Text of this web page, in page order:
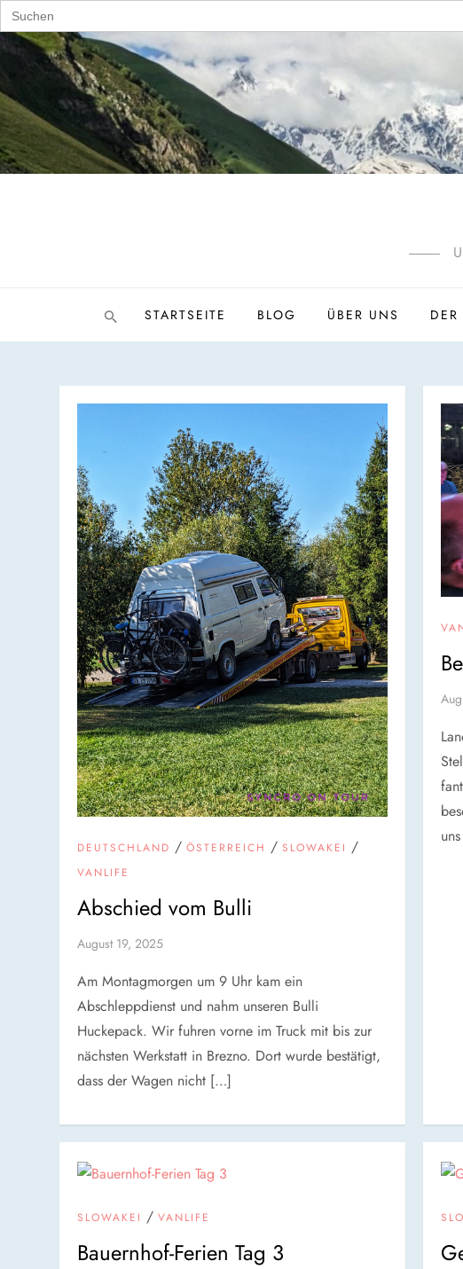
Search
for:
Skip
content
STARTSEITE BLOG ÜBER UNS DER
DEUTSCHLAND /ÖSTERREICH /SLOWAKEI /
VANLIFE
Abschied vom Bulli
August 19, 2025
Am Montagmorgen um 9 Uhr kam ein
Abschleppdienst und nahm unseren Bulli
Huckepack. Wir fuhren vorne im Truck mit bis zur
nächsten Werkstatt in Brezno. Dort wurde bestätigt,
dass der Wagen nicht […]
SLOWAKEI /VANLIFE
Bauernhof-Ferien Tag 3